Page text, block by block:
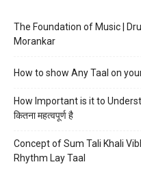
The Foundation of Music |
Morankar
How to show Any Taal on your
How Important is it to
कितना महत्वपूर्ण है
Concept of Sum Tali Khali
Rhythm Lay Taal